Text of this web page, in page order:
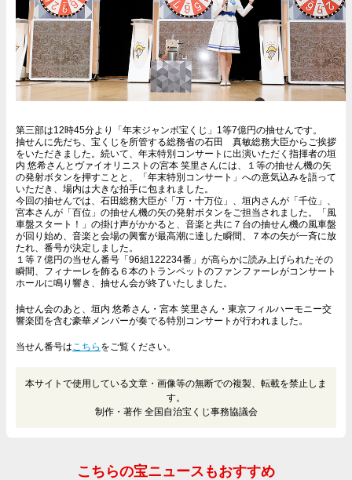
第三部は12時45分より「年末ジャンボ宝くじ」1等7億円の抽せんです。
抽せんに先だち、宝くじを所管する総務省の石田 真敏総務大臣からご挨拶
をいただきました。続いて、年末特別コンサートに出演いただく指揮者の垣
内 悠希さんとヴァイオリニストの宮本 笑里さんには、１等の抽せん機の矢
の発射ボタンを押すことと、「年末特別コンサート」への意気込みを語って
いただき、場内は大きな拍手に包まれました。
今回の抽せんでは、石田総務大臣が「万・十万位」、垣内さんが「千位」、
宮本さんが「百位」の抽せん機の矢の発射ボタンをご担当されました。「風
車盤スタート！」の掛け声がかかると、音楽と共に７台の抽せん機の風車盤
が回り始め、音楽と会場の興奮が最高潮に達した瞬間、７本の矢が一斉に放
たれ、番号が決定しました。
１等７億円の当せん番号「96組122234番」が高らかに読み上げられたその
瞬間、フィナーレを飾る６本のトランペットのファンファーレがコンサート
ホールに鳴り響き、抽せん会が終了いたしました。
抽せん会のあと、垣内 悠希さん・宮本 笑里さん・東京フィルハーモニー交
響楽団を含む豪華メンバーが奏でる特別コンサートが行われました。
当せん番号はこちら をご覧ください。
本サイトで使用している文章・画像等の無断での複製、転載を禁止しま
す。
制作・著作 全国自治宝くじ事務協議会
こちらの宝ニュースもおすすめ